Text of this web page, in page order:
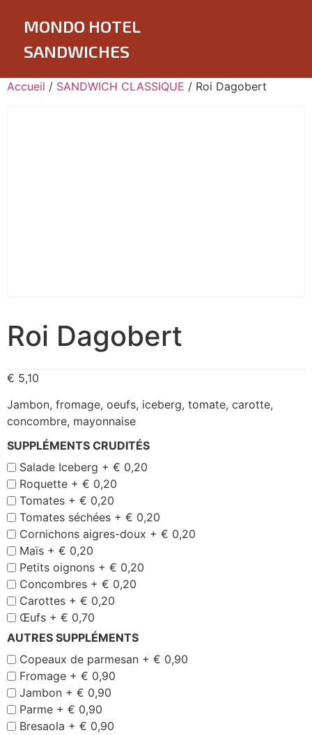
MONDO HOTEL
SANDWICHES
Accueil / SANDWICH CLASSIQUE / Roi Dagobert
Roi Dagobert
€ 5,10
Jambon, fromage, oeufs, iceberg, tomate, carotte,
concombre, mayonnaise
SUPPLÉMENTS CRUDITÉS
Salade Iceberg + € 0,20
Roquette + € 0,20
Tomates + € 0,20
Tomates séchées + € 0,20
Cornichons aigres-doux + € 0,20
Maïs + € 0,20
Petits oignons + € 0,20
Concombres + € 0,20
Carottes + € 0,20
Œufs + € 0,70
AUTRES SUPPLÉMENTS
Copeaux de parmesan + € 0,90
Fromage + € 0,90
Jambon + € 0,90
Parme + € 0,90
Bresaola + € 0,90